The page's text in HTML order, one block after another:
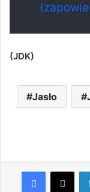
(JDK)
Jasło
Facebook
X